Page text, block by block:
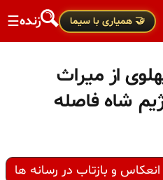
🤝 همیاری با سیما زنده☰
از میراث
شاه فاصله
انعکاس و بازتاب در رسانه ها